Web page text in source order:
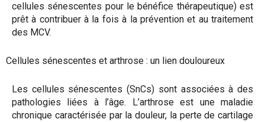
cellules sénescentes pour le bénéfice thérapeutique) est
prêt à contribuer à la fois à la prévention et au traitement
des MCV.
Cellules sénescentes et arthrose : un lien douloureux
Les cellules sénescentes (SnCs) sont associées à des
pathologies liées à l’âge. L’arthrose est une maladie
chronique caractérisée par la douleur, la perte de cartilage